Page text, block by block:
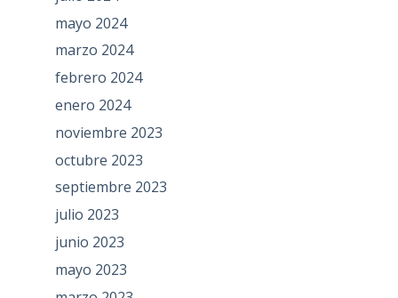
mayo 2024
marzo 2024
febrero 2024
enero 2024
noviembre 2023
octubre 2023
septiembre 2023
julio 2023
junio 2023
mayo 2023